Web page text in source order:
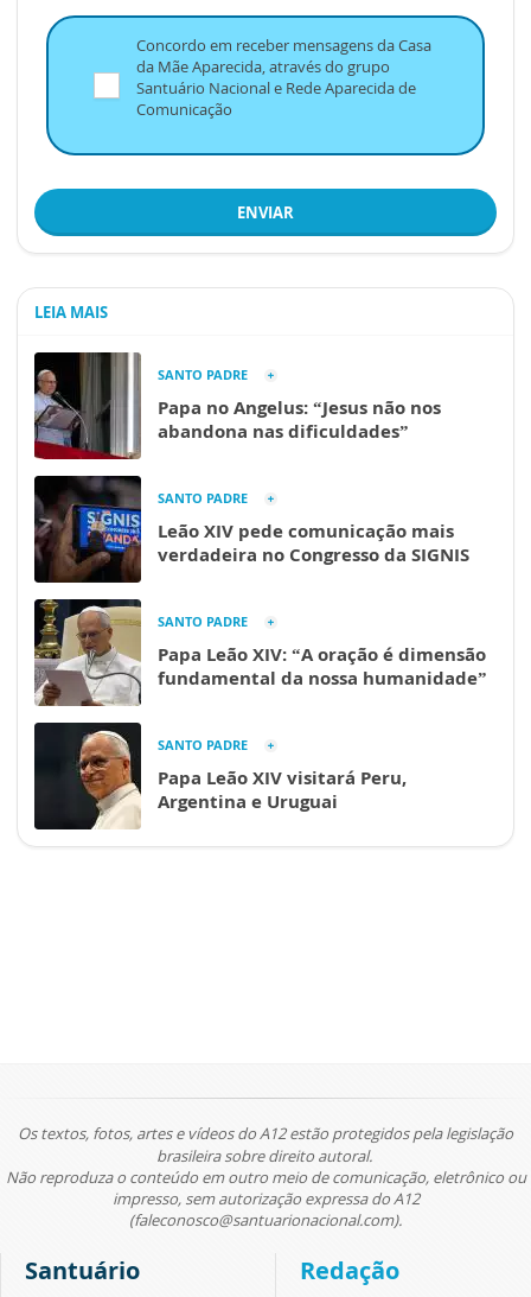
Concordo em receber mensagens da Casa
da Mãe Aparecida, através do grupo
Santuário Nacional e Rede Aparecida de
Comunicação
ENVIAR
LEIA MAIS
SANTO PADRE
Papa no Angelus: “Jesus não nos
abandona nas dificuldades”
SANTO PADRE
Leão XIV pede comunicação mais
verdadeira no Congresso da SIGNIS
SANTO PADRE
Papa Leão XIV: “A oração é dimensão
fundamental da nossa humanidade”
SANTO PADRE
Papa Leão XIV visitará Peru,
Argentina e Uruguai
Os textos, fotos, artes e vídeos do A12 estão protegidos pela legislação
brasileira sobre direito autoral.
Não reproduza o conteúdo em outro meio de comunicação, eletrônico ou
impresso, sem autorização expressa do A12
(faleconosco@santuarionacional.com).
Santuário Redação